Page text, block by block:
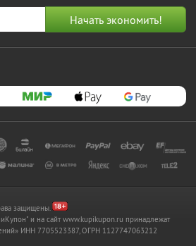
защищены.
и на сайт www.kupikupon.ru принадлежат
ИНН 7705523387, ОГРН 1127747063212